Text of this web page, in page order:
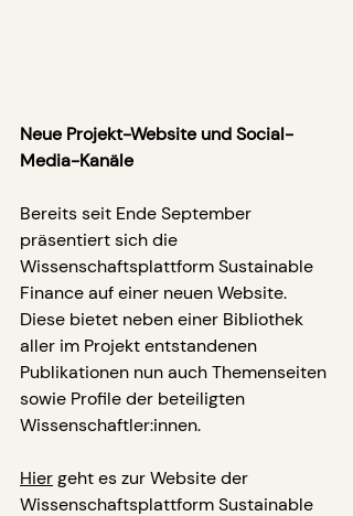
Neue Projekt-Website und Social-
Media-Kanäle
Bereits seit Ende September
präsentiert sich die
Wissenschaftsplattform Sustainable
Finance auf einer neuen Website.
Diese bietet neben einer Bibliothek
aller im Projekt entstandenen
Publikationen nun auch Themenseiten
sowie Profile der beteiligten
Wissenschaftler:innen.
Hier geht es zur Website der
Wissenschaftsplattform Sustainable